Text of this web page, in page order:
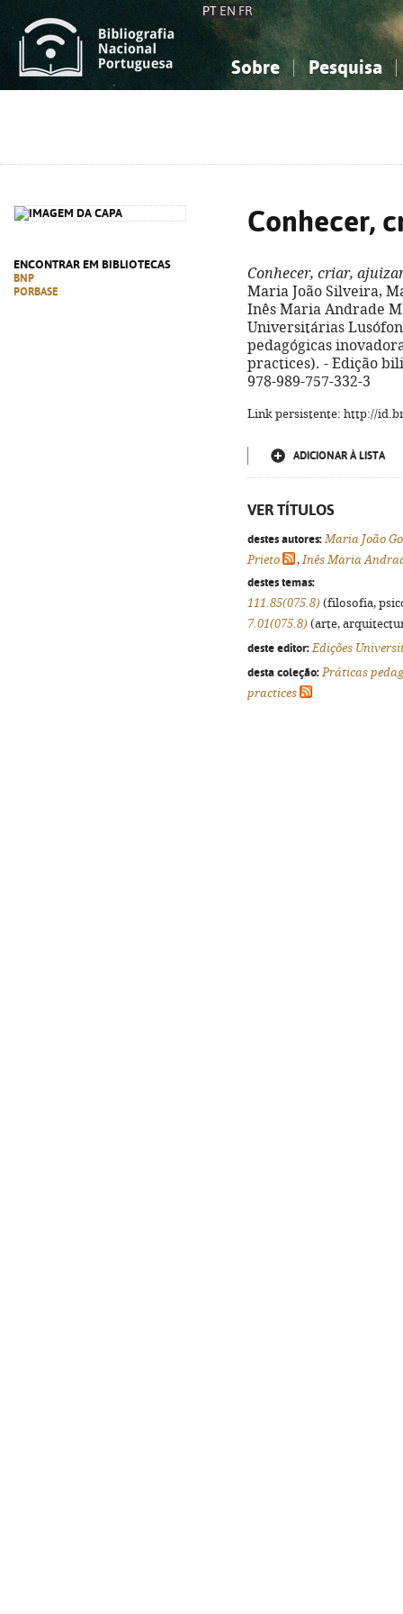
PT EN FR
Sobre Pesquisa
ENCONTRAR EM BIBLIOTECAS
BNP
PORBASE
Conhecer,
Conhecer, criar,
Maria João Silveira,
Inês Maria Andrade
Universitárias
pedagógicas
practices). - Edição
978-989-757-332-3
Link persistente: http://
ADICIONAR À LISTA
VER TÍTULOS
destes autores: Maria João
Prieto
,Inês Maria
destes temas:
111.85(075.8) (filosofia,
7.01(075.8) (arte,
deste editor: Edições
desta coleção: Práticas
practices